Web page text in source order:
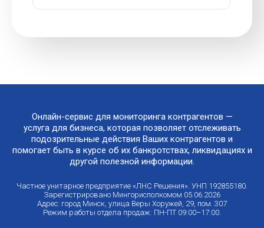
Онлайн-сервис для мониторинга контрагентов —
услуга для бизнеса, которая позволяет отслеживать
подозрительные действия Ваших контрагентов и
помогает быть в курсе об их банкротствах, ликвидациях и
другой полезной информации.
Частное унитарное предприятие «ЛНС Решения». УНП 192855180.
Зарегистрировано Мингорисполкомом 05.06.2026
Адрес: город Минск, улица Веры Хоружей, 29, пом. 307
Режим работы отдела продаж: ПН-ПТ 09:00–17:00.